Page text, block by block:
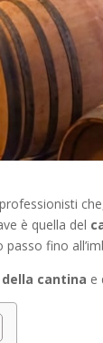
è quella del
fino
cantina e